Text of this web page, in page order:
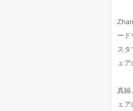
ード
ス
ェア
真鍮
ェ